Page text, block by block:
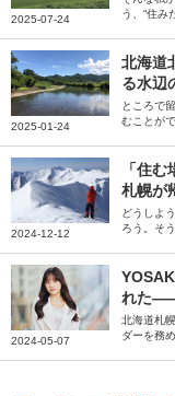
2025-07-24
う、“住み
してくれ
2025-01-24
北海道
る水辺
ところで
むことが
蘂（るべ
た。
2024-12-12
「住
札幌が
どうしよ
ろう。そ
い」と思
2024-05-07
れた――
北海道札
ダーを務